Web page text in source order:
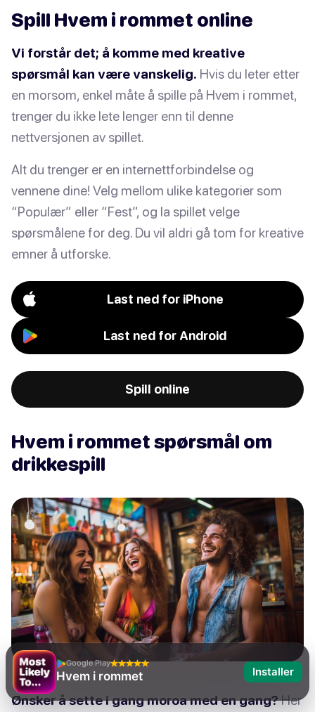
Spill Hvem i rommet online
Vi forstår det; å komme med kreative
spørsmål kan være vanskelig. Hvis du leter etter
en morsom, enkel måte å spille på Hvem i rommet,
trenger du ikke lete lenger enn til denne
nettversjonen av spillet.
Alt du trenger er en internettforbindelse og
vennene dine! Velg mellom ulike kategorier som
“Populær” eller “Fest”, og la spillet velge
spørsmålene for deg. Du vil aldri gå tom for kreative
emner å utforske.
Last ned for iPhone
Last ned for Android
Spill online
Hvem i rommet spørsmål om
drikkespill
Ønsker å sette i gang moroa med en gang?Her
Google Play
Hvem i rommet Installer